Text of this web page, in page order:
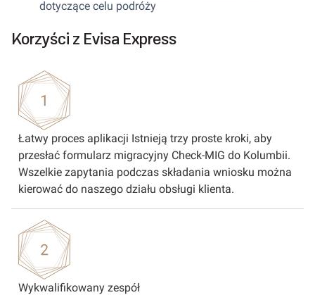
dotyczące celu podróży
Korzyści z Evisa Express
Łatwy proces aplikacji Istnieją trzy proste kroki, aby
przesłać formularz migracyjny Check-MIG do Kolumbii.
Wszelkie zapytania podczas składania wniosku można
kierować do naszego działu obsługi klienta.
Wykwalifikowany zespół